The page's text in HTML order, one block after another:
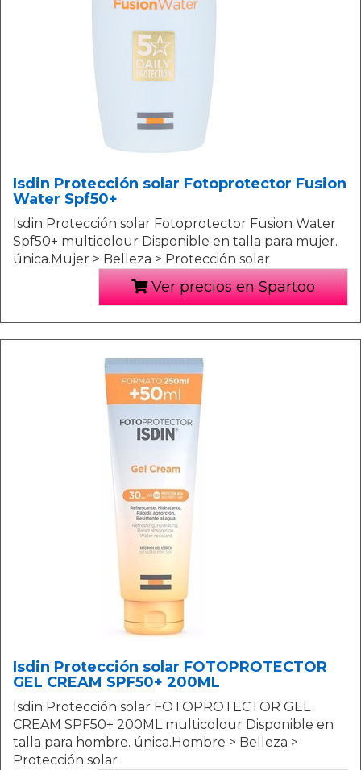
Isdin Protección solar Fotoprotector Fusion
Water Spf50+
Isdin Protección solar Fotoprotector Fusion Water
Spf50+ multicolour Disponible en talla para mujer.
única.Mujer > Belleza > Protección solar
Ver precios en Spartoo
Isdin Protección solar FOTOPROTECTOR
GEL CREAM SPF50+ 200ML
Isdin Protección solar FOTOPROTECTOR GEL
CREAM SPF50+ 200ML multicolour Disponible en
talla para hombre. única.Hombre > Belleza >
Protección solar